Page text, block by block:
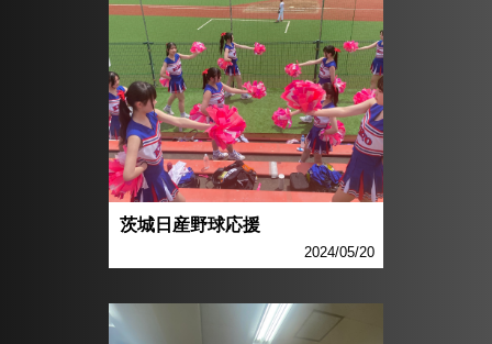
茨城日産野球応援
2024/05/20